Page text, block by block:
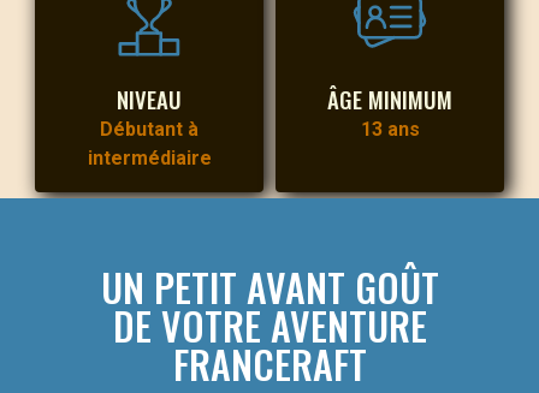
NIVEAU
Débutant à
intermédiaire
ÂGE MINIMUM
13 ans
UN PETIT AVANT GOÛT
DE VOTRE AVENTURE
FRANCERAFT